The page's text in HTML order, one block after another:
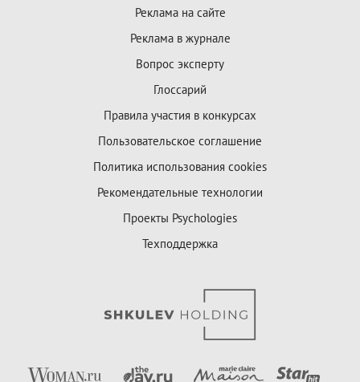
Реклама на сайте
Реклама в журнале
Вопрос эксперту
Глоссарий
Правила участия в конкурсах
Пользовательское соглашение
Политика использования cookies
Рекомендательные технологии
Проекты Psychologies
Техподдержка